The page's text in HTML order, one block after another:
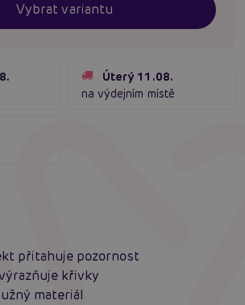
Vybrat variantu
Úterý 11.08.
na výdejním místě
přitahuje pozornost
křivky
materiál